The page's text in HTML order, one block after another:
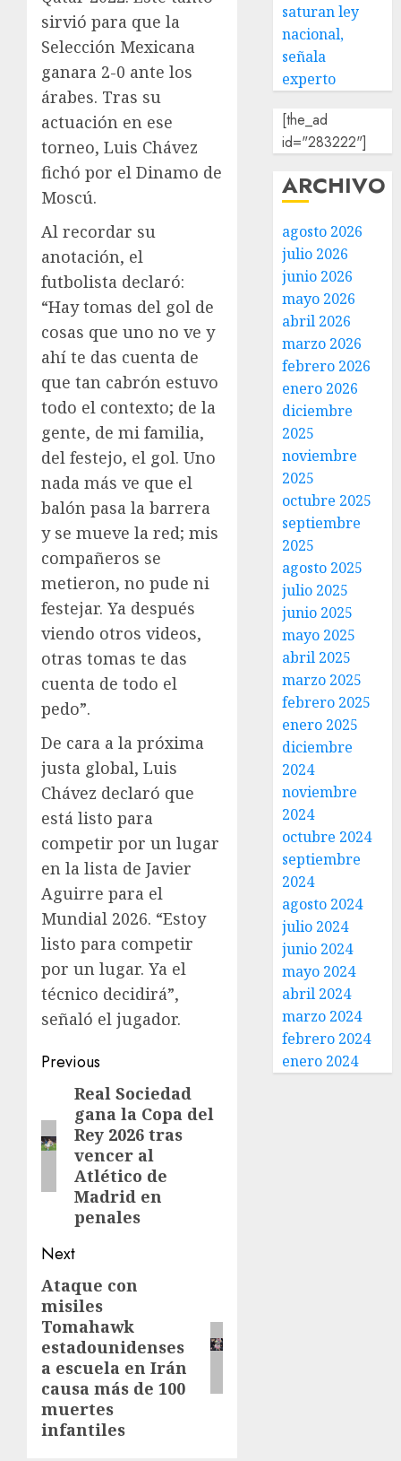
sirvió para que la
Selección Mexicana
ganara 2-0 ante los
árabes. Tras su
actuación en ese
torneo, Luis Chávez
fichó por el Dinamo de
Moscú.
Al recordar su
anotación, el
futbolista declaró:
“Hay tomas del gol de
cosas que uno no ve y
ahí te das cuenta de
que tan cabrón estuvo
todo el contexto; de la
gente, de mi familia,
del festejo, el gol. Uno
nada más ve que el
balón pasa la barrera
y se mueve la red; mis
compañeros se
metieron, no pude ni
festejar. Ya después
viendo otros videos,
otras tomas te das
cuenta de todo el
pedo”.
De cara a la próxima
justa global, Luis
Chávez declaró que
está listo para
competir por un lugar
en la lista de Javier
Aguirre para el
Mundial 2026. “Estoy
listo para competir
por un lugar. Ya el
técnico decidirá”,
señaló el jugador.
Previous
Real Sociedad
gana la Copa del
Rey 2026 tras
vencer al
Atlético de
Madrid en
penales
Next
Ataque con
misiles
Tomahawk
estadounidenses
a escuela en Irán
causa más de 100
muertes
infantiles
saturan ley
nacional,
señala
experto
[the_ad
id="283222"]
ARCHIVO
agosto 2026
julio 2026
junio 2026
mayo 2026
abril 2026
marzo 2026
febrero 2026
enero 2026
diciembre
2025
noviembre
2025
octubre 2025
septiembre
2025
agosto 2025
julio 2025
junio 2025
mayo 2025
abril 2025
marzo 2025
febrero 2025
enero 2025
diciembre
2024
noviembre
2024
octubre 2024
septiembre
2024
agosto 2024
julio 2024
junio 2024
mayo 2024
abril 2024
marzo 2024
febrero 2024
enero 2024